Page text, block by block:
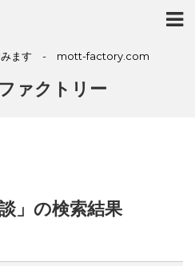
みます - mott-factory.com
ァクトリー
」の検索結果